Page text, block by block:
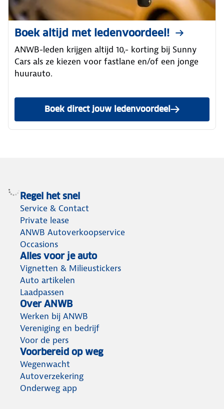
Boek altijd met ledenvoordeel!
ANWB-leden krijgen altijd 10,- korting bij Sunny
Cars als ze kiezen voor fastlane en/of een jonge
huurauto.
Boek direct jouw ledenvoordeel
Regel het snel
Service & Contact
Private lease
ANWB Autoverkoopservice
Occasions
Alles voor je auto
Vignetten & Milieustickers
Auto artikelen
Laadpassen
Over ANWB
Werken bij ANWB
Vereniging en bedrijf
Voor de pers
Voorbereid op weg
Wegenwacht
Autoverzekering
Onderweg app